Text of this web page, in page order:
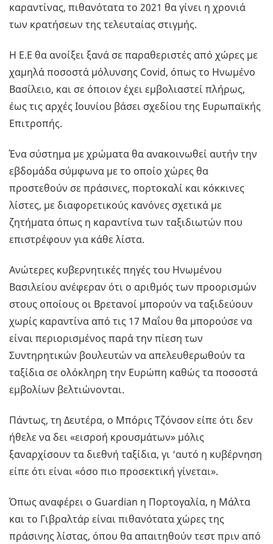
καραντίνας, πιθανότατα το 2021 θα γίνει η χρονιά
των κρατήσεων της τελευταίας στιγμής.
Η Ε.Ε θα ανοίξει ξανά σε παραθεριστές από χώρες με
χαμηλά ποσοστά μόλυνσης Covid, όπως το Ηνωμένο
Βασίλειο, και σε όποιον έχει εμβολιαστεί πλήρως,
έως τις αρχές Ιουνίου βάσει σχεδίου της Ευρωπαϊκής
Επιτροπής.
Ένα σύστημα με χρώματα θα ανακοινωθεί αυτήν την
εβδομάδα σύμφωνα με το οποίο χώρες θα
προστεθούν σε πράσινες, πορτοκαλί και κόκκινες
λίστες, με διαφορετικούς κανόνες σχετικά με
ζητήματα όπως η καραντίνα των ταξιδιωτών που
επιστρέφουν για κάθε λίστα.
Ανώτερες κυβερνητικές πηγές του Ηνωμένου
Βασιλείου ανέφεραν ότι ο αριθμός των προορισμών
στους οποίους οι Βρετανοί μπορούν να ταξιδεύουν
χωρίς καραντίνα από τις 17 Μαΐου θα μπορούσε να
είναι περιορισμένος παρά την πίεση των
Συντηρητικών βουλευτών να απελευθερωθούν τα
ταξίδια σε ολόκληρη την Ευρώπη καθώς τα ποσοστά
εμβολίων βελτιώνονται.
Πάντως, τη Δευτέρα, ο Μπόρις Τζόνσον είπε ότι δεν
ήθελε να δει «εισροή κρουσμάτων» μόλις
ξαναρχίσουν τα διεθνή ταξίδια, γι ‘αυτό η κυβέρνηση
είπε ότι είναι «όσο πιο προσεκτική γίνεται».
Όπως αναφέρει ο Guardian η Πορτογαλία, η Μάλτα
και το Γιβραλτάρ είναι πιθανότατα χώρες της
πράσινης λίστας, όπου θα απαιτηθούν τεστ πριν από